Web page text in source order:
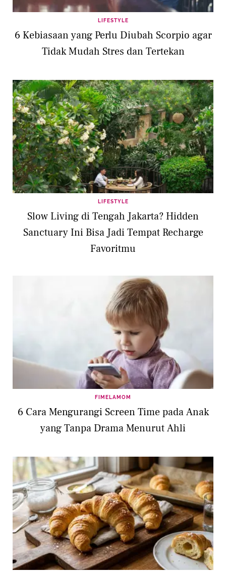
LIFESTYLE
6 Kebiasaan yang Perlu Diubah Scorpio agar
Tidak Mudah Stres dan Tertekan
LIFESTYLE
Slow Living di Tengah Jakarta? Hidden
Sanctuary Ini Bisa Jadi Tempat Recharge
Favoritmu
FIMELAMOM
6 Cara Mengurangi Screen Time pada Anak
yang Tanpa Drama Menurut Ahli